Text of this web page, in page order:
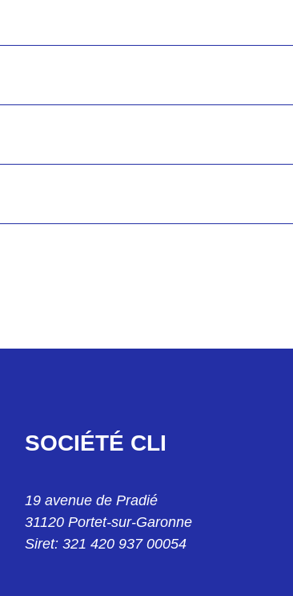
SOCIÉTÉ CLI
19 avenue de Pradié
31120 Portet-sur-Garonne
Siret: 321 420 937 00054